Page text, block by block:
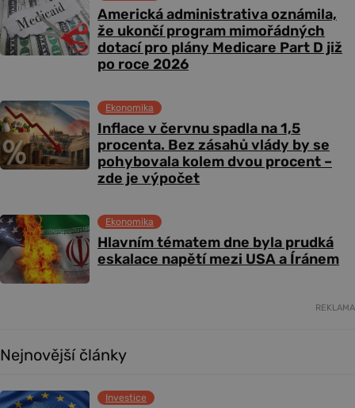
Americká administrativa oznámila,
že ukončí program mimořádných
dotací pro plány Medicare Part D již
po roce 2026
Inflace v červnu spadla na 1,5
procenta. Bez zásahů vlády by se
pohybovala kolem dvou procent –
zde je výpočet
Ekonomika
Hlavním tématem dne byla prudká
eskalace napětí mezi USA a Íránem
Ekonomika
REKLAMA
Nejnovější články
Investice